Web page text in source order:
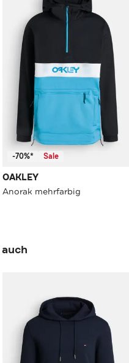
-70%* Sale
OAKLEY
Anorak mehrfarbig